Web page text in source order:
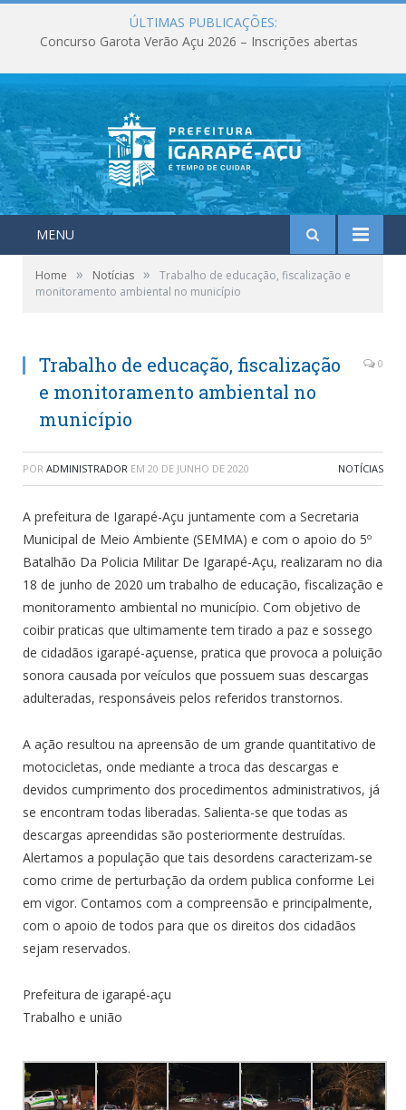
ÚLTIMAS PUBLICAÇÕES:
Concurso Garota Verão Açu 2026 – Inscrições abertas
MENU
Home » Notícias »
Trabalho de educação, fiscalização e
monitoramento ambiental no município
Trabalho de educação, fiscalização
e monitoramento ambiental no
município
0
POR ADMINISTRADOR EM 20 DE JUNHO DE 2020 NOTÍCIAS
A prefeitura de Igarapé-Açu juntamente com a Secretaria
Municipal de Meio Ambiente (SEMMA) e com o apoio do 5º
Batalhão Da Policia Militar De Igarapé-Açu, realizaram no dia
18 de junho de 2020 um trabalho de educação, fiscalização e
monitoramento ambiental no município. Com objetivo de
coibir praticas que ultimamente tem tirado a paz e sossego
de cidadãos igarapé-açuense, pratica que provoca a poluição
sonora causada por veículos que possuem suas descargas
adulteradas, responsáveis pelos referidos transtornos.
A ação resultou na apreensão de um grande quantitativo de
motocicletas, onde mediante a troca das descargas e
devidos cumprimento dos procedimentos administrativos, já
se encontram todas liberadas. Salienta-se que todas as
descargas apreendidas são posteriormente destruídas.
Alertamos a população que tais desordens caracterizam-se
como crime de perturbação da ordem publica conforme Lei
em vigor. Contamos com a compreensão e principalmente,
com o apoio de todos para que os direitos dos cidadãos
sejam reservados.
Prefeitura de igarapé-açu
Trabalho e união